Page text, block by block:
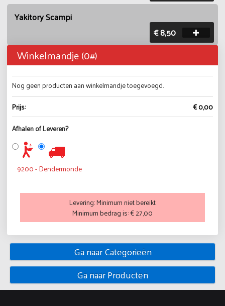
Yakitory Scampi
€ 8,50
Winkelmandje (0#)
Nog geen producten aan winkelmandje toegevoegd.
Prijs:
€ 0,00
Afhalen of Leveren?
9200 - Dendermonde
Levering:Minimum niet bereikt
Minimum bedrag is:€ 27,00
Ga naar Categorieën
Ga naar Producten